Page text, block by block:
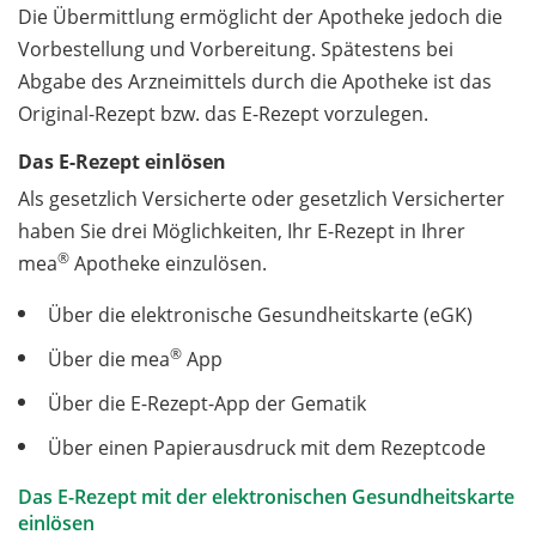
Die Übermittlung ermöglicht der Apotheke jedoch die
Vorbestellung und Vorbereitung. Spätestens bei
Abgabe des Arzneimittels durch die Apotheke ist das
Original-Rezept bzw. das E-Rezept vorzulegen.
Das E-Rezept einlösen
Als gesetzlich Versicherte oder gesetzlich Versicherter
haben Sie drei Möglichkeiten, Ihr E-Rezept in Ihrer
mea® Apotheke einzulösen.
Über die elektronische Gesundheitskarte (eGK)
Über die mea® App
Über die E-Rezept-App der Gematik
Über einen Papierausdruck mit dem Rezeptcode
Das E-Rezept mit der elektronischen Gesundheitskarte
einlösen